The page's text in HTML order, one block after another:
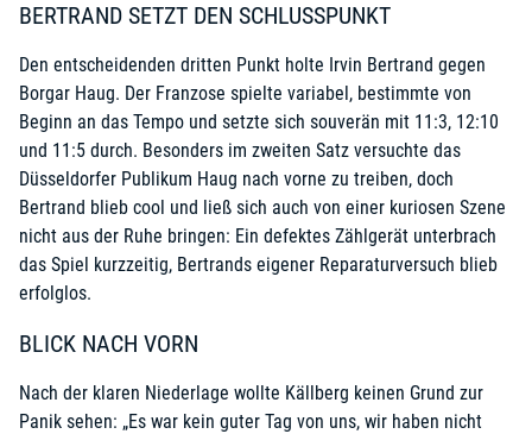
BERTRAND SETZT DEN SCHLUSSPUNKT
Den entscheidenden dritten Punkt holte Irvin Bertrand gegen
Borgar Haug. Der Franzose spielte variabel, bestimmte von
Beginn an das Tempo und setzte sich souverän mit 11:3, 12:10
und 11:5 durch. Besonders im zweiten Satz versuchte das
Düsseldorfer Publikum Haug nach vorne zu treiben, doch
Bertrand blieb cool und ließ sich auch von einer kuriosen Szene
nicht aus der Ruhe bringen: Ein defektes Zählgerät unterbrach
das Spiel kurzzeitig, Bertrands eigener Reparaturversuch blieb
erfolglos.
BLICK NACH VORN
Nach der klaren Niederlage wollte Källberg keinen Grund zur
Panik sehen: „Es war kein guter Tag von uns, wir haben nicht